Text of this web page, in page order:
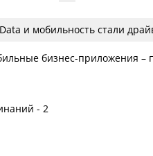
и мобильность стали
бизнес-приложения –
- 2